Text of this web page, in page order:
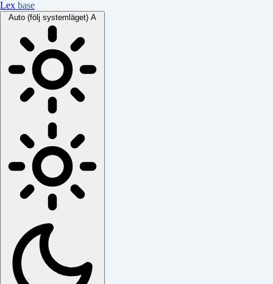
Lex base
Auto (följ systemläget) A